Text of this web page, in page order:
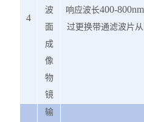
4
波
面
成
像
物
镜
响应波长400-
过更换带通滤波片
输